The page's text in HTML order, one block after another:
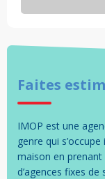
Faites
IMOP est une
genre qui
maison en
d’agences fixes